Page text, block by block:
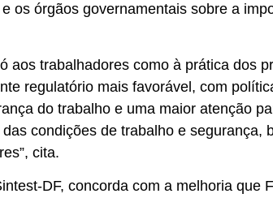
os órgãos governamentais sobre a
aos trabalhadores como à prática dos
regulatório mais favorável, com
do trabalho e uma maior atenção
condições de trabalho e
cita.
DF, concorda com a melhoria que